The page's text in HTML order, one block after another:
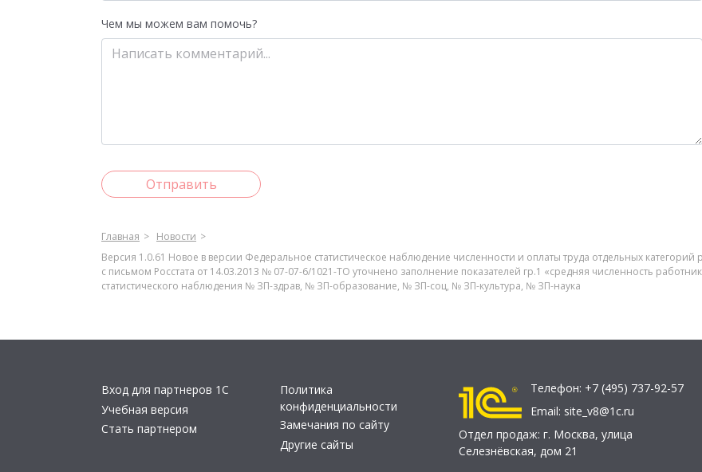
Чем мы можем вам помочь?
Отправить
Главная
Новости
Версия 1.0.61 Новое в версии Федеральное статистическое наблюдение численности и оплаты труда отдельных
с письмом Росстата от 14.03.2013 № 07-07-6/1021-ТО уточнено заполнение показателей гр.1 «средняя численность
статистического наблюдения № ЗП-здрав, № ЗП-образование, № ЗП-соц, № ЗП-культура, № ЗП-наука
Вход для партнеров 1С
Учебная версия
Стать партнером
Политика
конфиденциальности
Замечания по сайту
Другие сайты
Телефон: +7 (495) 737-92-57
Email: site_v8@1c.ru
Отдел продаж: г. Москва, улица
Селезнёвская, дом 21